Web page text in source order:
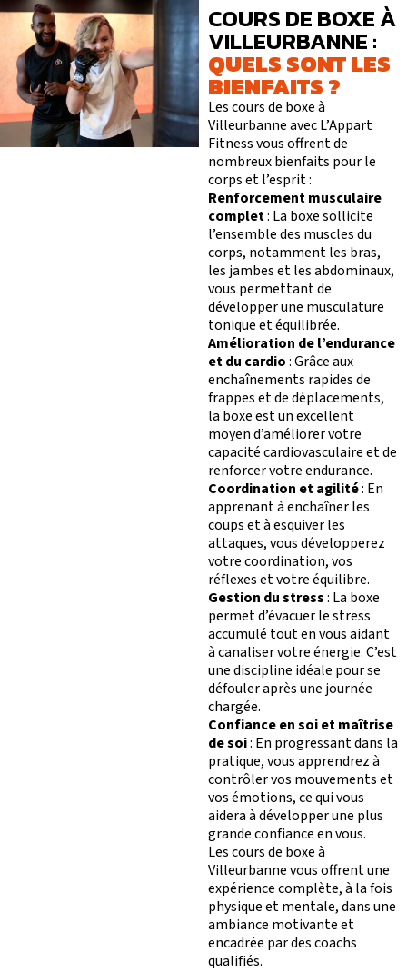
OT
VÉ
FORMULE D’ABONNEMENT
PLATEAU MUSCU-
COURS COLLECTIFS
SMALL GROUP
COACHING
DEVENIR FRANCHISÉ L’APPART FITNESS
COURS DE BOXE À
VILLEURBANNE :
QUELS SONT LES
BIENFAITS ?
Les cours de boxe à
Villeurbanne avec L’Appart
Fitness vous offrent de
nombreux bienfaits pour le
corps et l’esprit :
Renforcement musculaire
complet: La boxe sollicite
l’ensemble des muscles du
corps, notamment les bras,
les jambes et les abdominaux,
vous permettant de
développer une musculature
tonique et équilibrée.
Amélioration de l’endurance
et du cardio: Grâce aux
enchaînements rapides de
frappes et de déplacements,
la boxe est un excellent
moyen d’améliorer votre
capacité cardiovasculaire et de
renforcer votre endurance.
Coordination et agilité: En
apprenant à enchaîner les
coups et à esquiver les
attaques, vous développerez
votre coordination, vos
réflexes et votre équilibre.
Gestion du stress: La boxe
permet d’évacuer le stress
accumulé tout en vous aidant
à canaliser votre énergie. C’est
une discipline idéale pour se
défouler après une journée
chargée.
Confiance en soi et maîtrise
de soi: En progressant dans la
pratique, vous apprendrez à
contrôler vos mouvements et
vos émotions, ce qui vous
aidera à développer une plus
grande confiance en vous.
Les cours de boxe à
Villeurbanne vous offrent une
expérience complète, à la fois
physique et mentale, dans une
ambiance motivante et
encadrée par des coachs
qualifiés.